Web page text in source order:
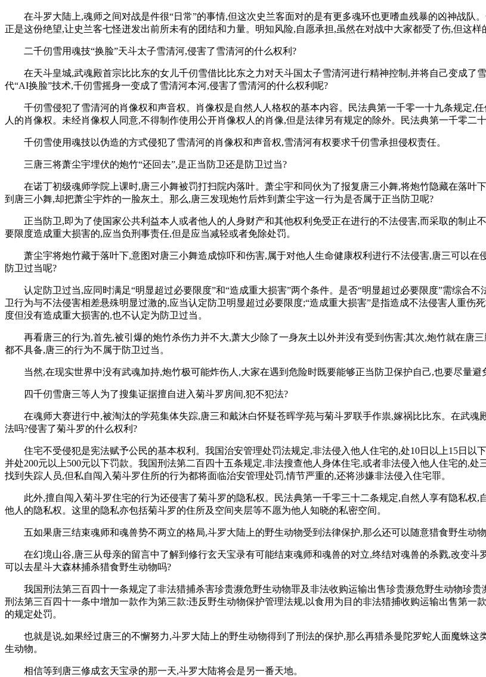
在斗罗大陆上,魂师之间对战是件很“日常”的事情,但这次史兰客面对的是有更多魂环也更嗜血残暴的凶神战队
正是这份绝望,让史兰客七怪迸发出前所未有的团结和力量。明知风险,自愿承担,虽然在对战中大家都受了伤,但这样
二千仞雪用魂技“换脸”天斗太子雪清河,侵害了雪清河的什么权利?
在天斗皇城,武魂殿首宗比比东的女儿千仞雪借比比东之力对天斗国太子雪清河进行精神控制,并将自己变成
代“AI换脸”技术,千仞雪摇身一变成了雪清河本河,侵害了雪清河的什么权利呢?
千仞雪侵犯了雪清河的肖像权和声音权。肖像权是自然人人格权的基本内容。民法典第一千零一十九条规定,
人的肖像权。未经肖像权人同意,不得制作使用公开肖像权人的肖像,但是法律另有规定的除外。民法典第一千零二
千仞雪使用魂技以伪造的方式侵犯了雪清河的肖像权和声音权,雪清河有权要求千仞雪承担侵权责任。
三唐三将萧尘宇埋伏的炮竹“还回去”,是正当防卫还是防卫过当?
在诺丁初级魂师学院上课时,唐三小舞被罚打扫院内落叶。萧尘宇和同伙为了报复唐三小舞,将炮竹隐藏在落叶
到唐三小舞,却把萧尘宇炸的一脸灰土。那么,唐三发现炮竹后炸到萧尘宇这一行为是否属于正当防卫呢?
正当防卫,即为了使国家公共利益本人或者他人的人身财产和其他权利免受正在进行的不法侵害,而采取的制
要限度造成重大损害的,应当负刑事责任,但是应当减轻或者免除处罚。
萧尘宇将炮竹藏于落叶下,意图对唐三小舞造成惊吓和伤害,属于对他人生命健康权利进行不法侵害,唐三可以
防卫过当呢?
认定防卫过当,应同时满足“明显超过必要限度”和“造成重大损害”两个条件。是否“明显超过必要限度”需综合
卫行为与不法侵害相差悬殊明显过激的,应当认定防卫明显超过必要限度;“造成重大损害”是指造成不法侵害人重伤
度但没有造成重大损害的,也不认定为防卫过当。
再看唐三的行为,首先,被引爆的炮竹杀伤力并不大,萧大少除了一身灰土以外并没有受到伤害;其次,炮竹就在唐
都不具备,唐三的行为不属于防卫过当。
当然,在现实世界中没有武魂加持,炮竹极可能炸伤人,大家在遇到危险时既要能够正当防卫保护自己,也要尽量避
四千仞雪唐三等人为了搜集证据擅自进入菊斗罗房间,犯不犯法?
在魂师大赛进行中,被淘汰的学苑集体失踪,唐三和戴沐白怀疑苍晖学苑与菊斗罗联手作祟,嫁祸比比东。在武
法吗?侵害了菊斗罗的什么权利?
住宅不受侵犯是宪法赋予公民的基本权利。我国治安管理处罚法规定,非法侵入他人住宅的,处10日以上15日以
并处200元以上500元以下罚款。我国刑法第二百四十五条规定,非法搜查他人身体住宅,或者非法侵入他人住宅的,
找到失踪人员,但私自闯入菊斗罗住所的行为都将面临治安管理处罚,情节严重的,还将涉嫌非法侵入住宅罪。
此外,擅自闯入菊斗罗住宅的行为还侵害了菊斗罗的隐私权。民法典第一千零三十二条规定,自然人享有隐私
他人的隐私权。这里的隐私亦包括菊斗罗的住所及空间夹层等不愿为他人知晓的私密空间。
五如果唐三结束魂师和魂兽势不两立的格局,斗罗大陆上的野生动物受到法律保护,那么还可以随意猎食野生动
在幻境山谷,唐三从母亲的留言中了解到修行玄天宝录有可能结束魂师和魂兽的对立,终结对魂兽的杀戮,改变
可以去星斗大森林捕杀猎食野生动物吗?
我国刑法第三百四十一条规定了非法猎捕杀害珍贵濒危野生动物罪及非法收购运输出售珍贵濒危野生动物珍
刑法第三百四十一条中增加一款作为第三款:违反野生动物保护管理法规,以食用为目的非法猎捕收购运输出售第
的规定处罚。
也就是说,如果经过唐三的不懈努力,斗罗大陆上的野生动物得到了刑法的保护,那么再猎杀曼陀罗蛇人面魔蛛
生动物。
相信等到唐三修成玄天宝录的那一天,斗罗大陆将会是另一番天地。